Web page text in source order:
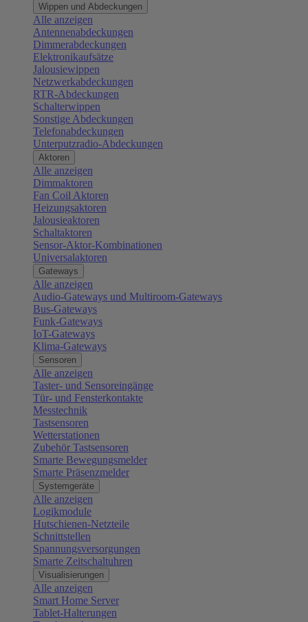
Wippen und Abdeckungen
Alle anzeigen
Antennenabdeckungen
Dimmerabdeckungen
Elektronikaufsätze
Jalousiewippen
Netzwerkabdeckungen
RTR-Abdeckungen
Schalterwippen
Sonstige Abdeckungen
Telefonabdeckungen
Unterputzradio-Abdeckungen
Aktoren
Alle anzeigen
Dimmaktoren
Fan Coil Aktoren
Heizungsaktoren
Jalousieaktoren
Schaltaktoren
Sensor-Aktor-Kombinationen
Universalaktoren
Gateways
Alle anzeigen
Audio-Gateways und Multiroom-Gateways
Bus-Gateways
Funk-Gateways
IoT-Gateways
Klima-Gateways
Sensoren
Alle anzeigen
Taster- und Sensoreingänge
Tür- und Fensterkontakte
Messtechnik
Tastsensoren
Wetterstationen
Zubehör Tastsensoren
Smarte Bewegungsmelder
Smarte Präsenzmelder
Systemgeräte
Alle anzeigen
Logikmodule
Hutschienen-Netzteile
Schnittstellen
Spannungsversorgungen
Smarte Zeitschaltuhren
Visualisierungen
Alle anzeigen
Smart Home Server
Tablet-Halterungen